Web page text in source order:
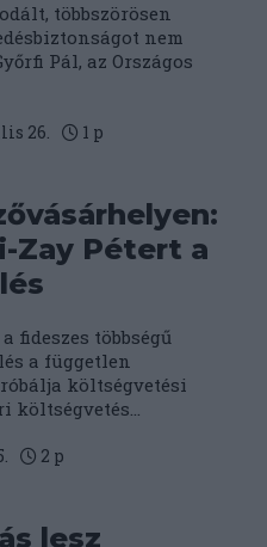
többszörösen
nem
Pál, az Országos
26. 1 p
Zay Pétert a
fideszes többségű
a független
költségvetési
költségvetés...
2 p
lesz